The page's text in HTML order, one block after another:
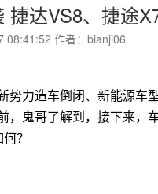
达VS8、捷途
08:41:52 作者：bianji06
势力造车倒闭、新能源车
，鬼哥了解到，接下来，
？